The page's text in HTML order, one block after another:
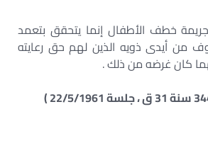
خطف الأطفال إنما يتحقق بتعمد
من أيدى ذويه الذين لهم حق رعايته
كان غرضه من ذلك .